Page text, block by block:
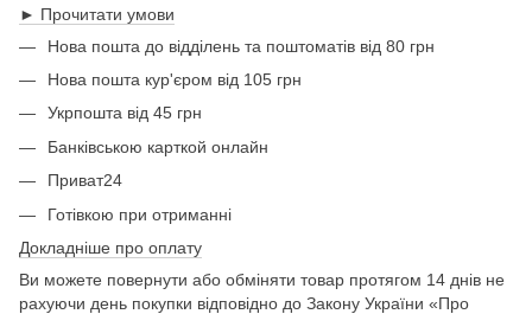
► Прочитати умови
Нова пошта до відділень та поштоматів від 80 грн
Нова пошта кур'єром від 105 грн
Укрпошта від 45 грн
Банківською карткой онлайн
Приват24
Готівкою при отриманні
Докладніше про оплату
Ви можете повернути або обміняти товар протягом 14 днів не
рахуючи день покупки відповідно до Закону України «Про